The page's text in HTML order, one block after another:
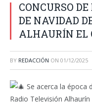
CONCURSO
DE NAVIDAD
ALHAURÍN EL
BY REDACCIÓN ON 01/12/2025
Se acerca la época
Radio Televisión